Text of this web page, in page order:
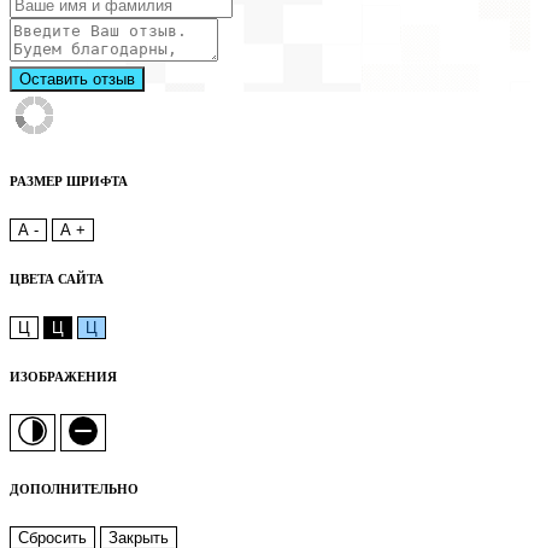
Оставить отзыв
РАЗМЕР ШРИФТА
A - A +
ЦВЕТА САЙТА
ИЗОБРАЖЕНИЯ
ДОПОЛНИТЕЛЬНО
Сбросить Закрыть